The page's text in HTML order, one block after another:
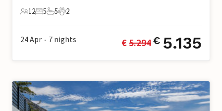
12 Gäste
12
5 Schlafzimmer
5
5 Badezimmer
5
2 Haustiere
2
24 Apr • 7 nights € 5.294€ 5.135